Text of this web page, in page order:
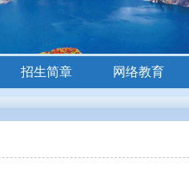
招生简章 网络教育